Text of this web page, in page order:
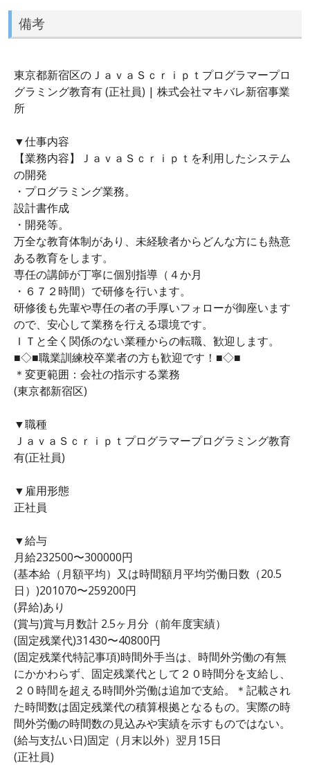
備考
東京都新宿区のＪａｖａＳｃｒｉｐｔプログラマープロ
グラミング教育有 (正社員) | 株式会社マキバレ新宿事業
所
▼仕事内容
【業務内容】ＪａｖａＳｃｒｉｐｔを利用したシステム
の開発
・プログラミング業務。
設計書作成
・開発等。
万全な教育体制があり、未経験者からどんな方にも熱意
ある教育をします。
専任の講師が丁寧に個別指導（４か月
・６７２時間）で研修を行います。
研修後も先輩や専任の者の手厚いフォローが御座います
ので、安心して業務を行える環境です。
ＩＴと全く関係のない業種からの転職、歓迎します。
■◇■職業訓練校卒業者の方も歓迎です！■◇■
＊変更範囲：会社の指示する業務
(東京都新宿区)
▼職種
ＪａｖａＳｃｒｉｐｔプログラマープログラミング教育
有(正社員)
▼雇用形態
正社員
▼給与
月給232500〜300000円
(基本給（月額平均）又は時間額月平均労働日数（20.5
日）)201070〜259200円
(昇給)あり
(賞与)賞与月数計 2.5ヶ月分（前年度実績）
(固定残業代)31430〜40800円
(固定残業代特記事項)時間外手当は、時間外労働の有無
にかかわらず、固定残業代として２０時間分を支給し、
２０時間を超える時間外労働は追加で支給。＊記載され
た時間数は固定残業代の積算根拠となるもの。実際の時
間外労働の時間数の見込みや実績を示すものではない。
(給与支払い日)固定（月末以外）翌月15日
(正社員)